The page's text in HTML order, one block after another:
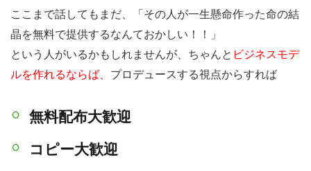
4.1
人は
便利
なも
流れ
る。
時代
ここまで話してもまだ、「その人が一生懸命作った命の結
晶を無料で提供するなんておかしい！！」
という人がいるかもしれませんが、ちゃんと ビジネスモデ
ルを作れるならば、 プロデュースする視点からすれば
無料配布大歓迎
コピー大歓迎